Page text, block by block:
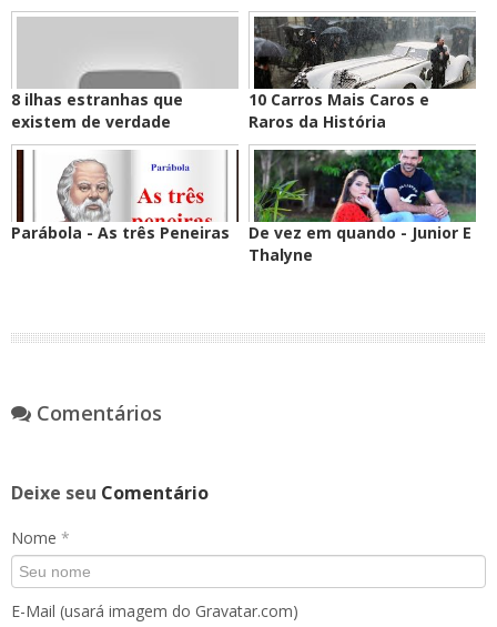
8 ilhas estranhas que
existem de verdade
10 Carros Mais Caros e
Raros da História
Parábola - As três Peneiras
De vez em quando - Junior E
Thalyne
Comentários
Deixe seu Comentário
Nome *
E-Mail (usará imagem do Gravatar.com)